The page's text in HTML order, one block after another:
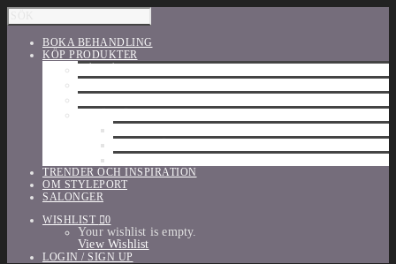
BOKA BEHANDLING
KÖP PRODUKTER
TRENDER OCH INSPIRATION
OM STYLEPORT
SALONGER
WISHLIST
0
Your wishlist is empty.
View Wishlist
LOGIN / SIGN UP